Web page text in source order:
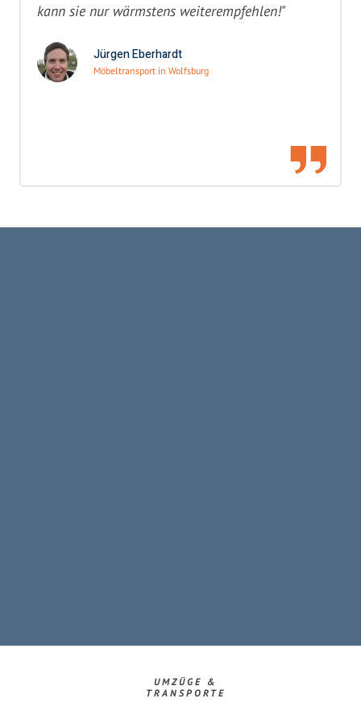
kann sie nur wärmstens weiterempfehlen!"
Jürgen Eberhardt
Möbeltransport in Wolfsburg
UMZÜGE &
TRANSPORTE